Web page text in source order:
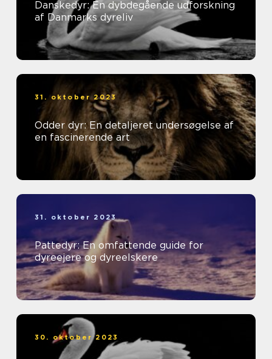
Danskedyr: En dybdegående udforskning
af Danmarks dyreliv
31. oktober 2023
Odder dyr: En detaljeret undersøgelse af
en fascinerende art
31. oktober 2023
Pattedyr: En omfattende guide for
dyreejere og dyreelskere
30. oktober 2023